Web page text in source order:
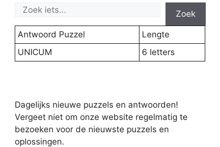
Zoek
Antwoord Puzzel
Lengte
UNICUM
6 letters
Dagelijks nieuwe puzzels en antwoorden!
Vergeet niet om onze website regelmatig te
bezoeken voor de nieuwste puzzels en
oplossingen.